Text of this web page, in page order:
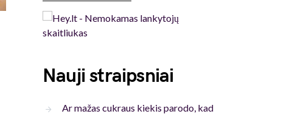
Nauji straipsniai
Ar mažas cukraus kiekis parodo, kad